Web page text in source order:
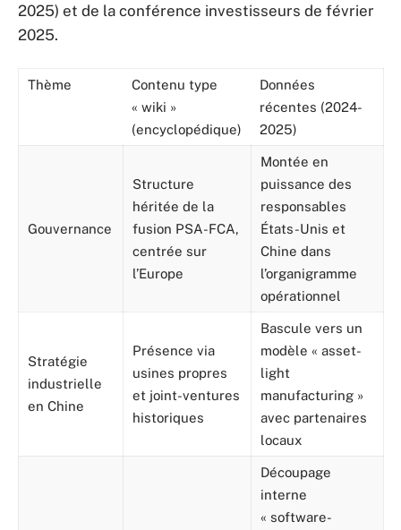
2025) et de la conférence investisseurs de février
2025.
Thème
Contenu type
« wiki »
(encyclopédique)
Données
récentes (2024-
2025)
Gouvernance
Structure
héritée de la
fusion PSA-FCA,
centrée sur
l’Europe
Montée en
puissance des
responsables
États-Unis et
Chine dans
l’organigramme
opérationnel
Stratégie
industrielle
en Chine
Présence via
usines propres
et joint-ventures
historiques
Bascule vers un
modèle « asset-
light
manufacturing »
avec partenaires
locaux
Découpage
interne
« software-